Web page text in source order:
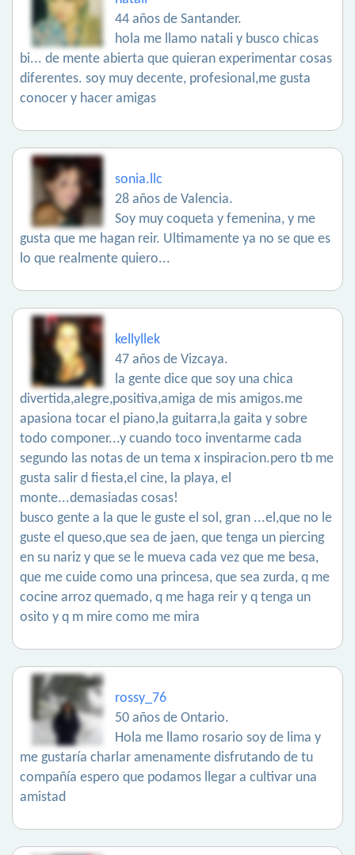
44 años de Santander.
hola me llamo natali y busco chicas
bi... de mente abierta que quieran experimentar cosas
diferentes. soy muy decente, profesional,me gusta
conocer y hacer amigas
sonia.llc
28 años de Valencia.
Soy muy coqueta y femenina, y me
gusta que me hagan reir. Ultimamente ya no se que es
lo que realmente quiero...
kellyllek
47 años de Vizcaya.
la gente dice que soy una chica
divertida,alegre,positiva,amiga de mis amigos.me
apasiona tocar el piano,la guitarra,la gaita y sobre
todo componer...y cuando toco inventarme cada
segundo las notas de un tema x inspiracion.pero tb me
gusta salir d fiesta,el cine, la playa, el
monte...demasiadas cosas!
busco gente a la que le guste el sol, gran ...el,que no le
guste el queso,que sea de jaen, que tenga un piercing
en su nariz y que se le mueva cada vez que me besa,
que me cuide como una princesa, que sea zurda, q me
cocine arroz quemado, q me haga reir y q tenga un
osito y q m mire como me mira
rossy_76
50 años de Ontario.
Hola me llamo rosario soy de lima y
me gustaría charlar amenamente disfrutando de tu
compañía espero que podamos llegar a cultivar una
amistad